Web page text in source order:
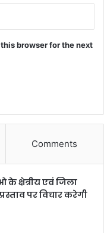
browser for the next
Comments
क्षेत्रीय एवं जिला
पर विचार करेगी